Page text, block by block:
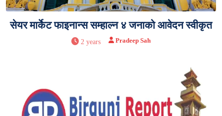
सेयर मार्केट फाइनान्स सम्हाल्न ४ जनाको आवेदन स्वीकृत
2 years Pradeep Sah